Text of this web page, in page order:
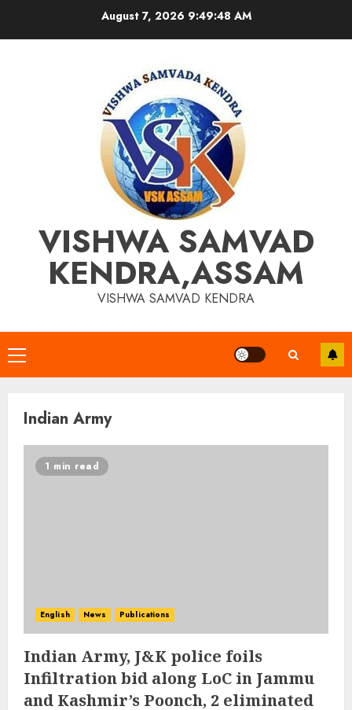
August 7, 2026 9:49:48 AM
VISHWA SAMVAD
KENDRA,ASSAM
VISHWA SAMVAD KENDRA
Primary
Menu
Indian Army
1 min read
English News Publications
Indian Army, J&K police foils
Infiltration bid along LoC in Jammu
and Kashmir’s Poonch, 2 eliminated